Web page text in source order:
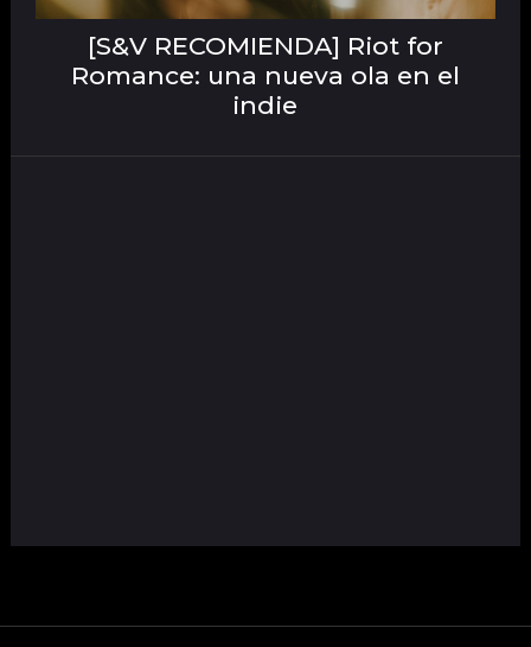
[S&V RECOMIENDA] Riot for
Romance: una nueva ola en el
indie